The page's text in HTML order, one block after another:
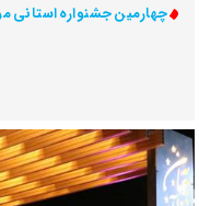
چهارمین جشنواره استانی